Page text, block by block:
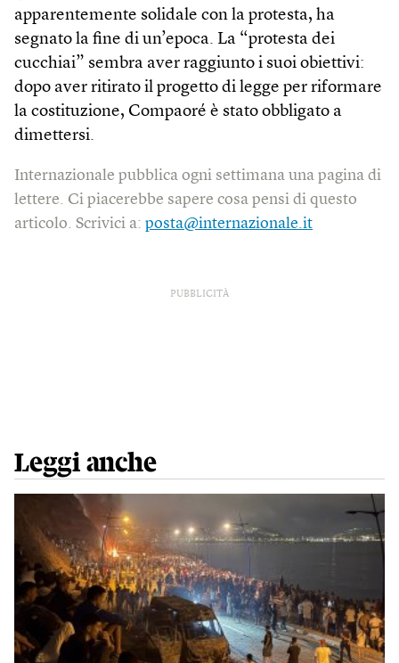
apparentemente solidale con la protesta, ha
segnato la fine di un’epoca. La “protesta dei
cucchiai” sembra aver raggiunto i suoi obiettivi:
dopo aver ritirato il progetto di legge per riformare
la costituzione, Compaoré è stato obbligato a
dimettersi.
Internazionale pubblica ogni settimana una pagina di
lettere. Ci piacerebbe sapere cosa pensi di questo
articolo. Scrivici a: posta@internazionale.it
PUBBLICITÀ
Leggi anche